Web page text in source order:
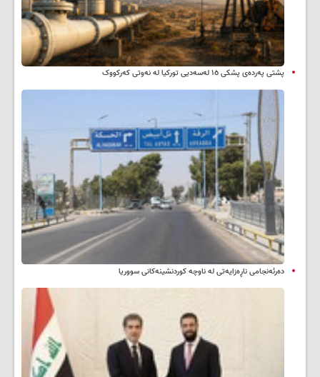
پشتی پەردەی پشکی ١٥ لەسەدیی تورکیا لە نەوتی کەرکووک
دەرئەنجامی ناڕەزایەتی لە ناوچە کوردنشینەکانی سووریا